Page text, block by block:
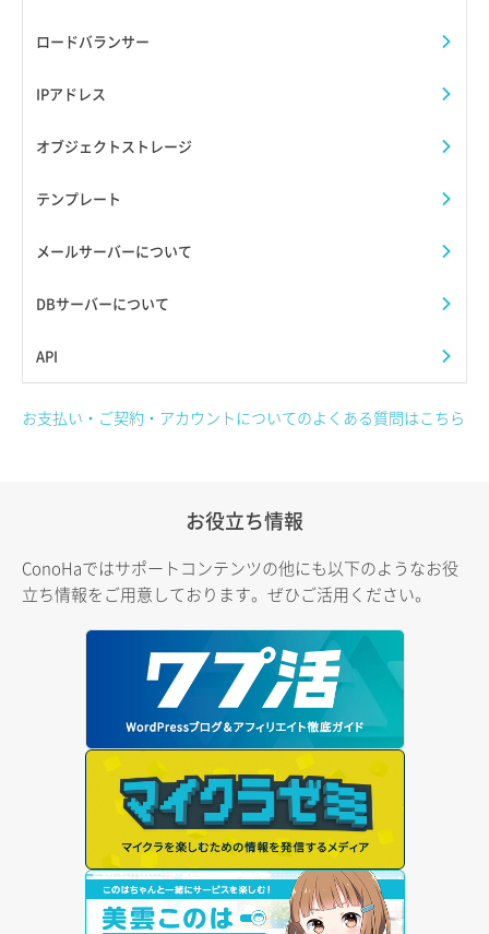
ロードバランサー
IPアドレス
オブジェクトストレージ
テンプレート
メールサーバーについて
DBサーバーについて
API
お支払い・ご契約・アカウントについてのよくある質問はこちら
お役立ち情報
ConoHaではサポートコンテンツの他にも以下のようなお役
立ち情報をご用意しております。ぜひご活用ください。